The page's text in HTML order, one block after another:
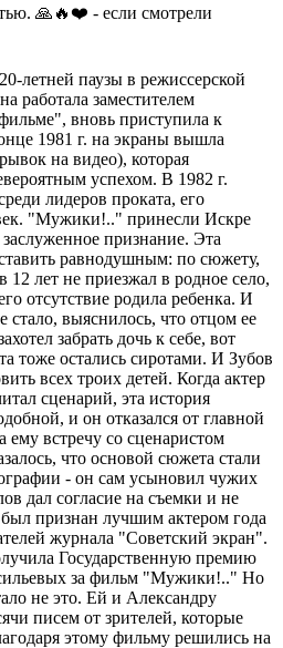
🙏🔥❤️ - если смотрели
летней паузы в режиссерской
работала заместителем
вновь приступила к
1981 г. на экраны вышла
на видео), которая
успехом. В 1982 г.
лидеров проката, его
"Мужики!.." принесли Искре
признание. Эта
равнодушным: по сюжету,
12 лет не приезжал в родное село,
отсутствие родила ребенка. И
стало, выяснилось, что отцом ее
забрать дочь к себе, вот
тоже остались сиротами. И Зубов
всех троих детей. Когда актер
сценарий, эта история
и он отказался от главной
ему встречу со сценаристом
что основой сюжета стали
- он сам усыновил чужих
дал согласие на съемки и не
признан лучшим актером года
журнала "Советский экран".
Государственную премию
за фильм "Мужики!.." Но
не это. Ей и Александру
писем от зрителей, которые
этому фильму решились на